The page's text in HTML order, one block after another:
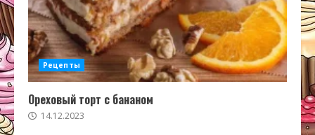
Рецепты
Ореховый торт с бананом
14.12.2023